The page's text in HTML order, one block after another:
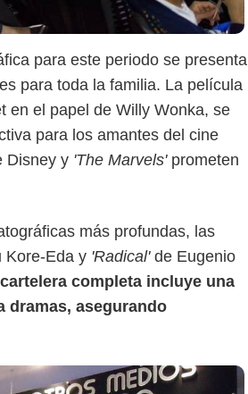
para este periodo se presenta
para toda la familia. La película
en el papel de Willy Wonka, se
para los amantes del cine
Disney y 'The Marvels' prometen
más profundas, las
Kore-Eda y 'Radical'de Eugenio
completa incluye una
dramas, asegurando